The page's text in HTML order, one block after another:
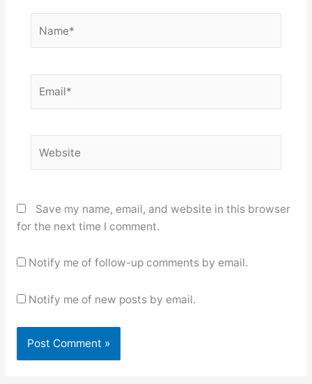
Save my name, email, and website in this browser
for the next time I comment.
Notify me of follow-up comments by email.
Notify me of new posts by email.